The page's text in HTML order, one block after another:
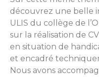
découvrez une belle
ULIS du collège de
sur la réalisation de
en situation de
et encadré
Nous avons